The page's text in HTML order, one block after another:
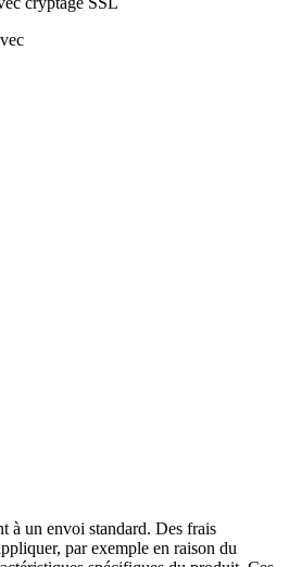
à un envoi standard. Des frais
par exemple en raison du